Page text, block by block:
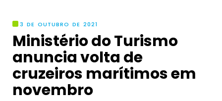
3 DE OUTUBRO DE 2021
Ministério do Turismo
anuncia volta de
cruzeiros marítimos em
novembro